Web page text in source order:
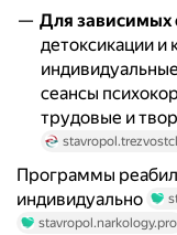
Для зависимых
детоксикации и
сеансы
трудовые и
Программы
индивидуально
stavropol.narkology.pro